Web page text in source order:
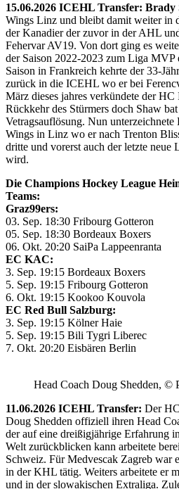
15.06.2026 ICEHL Transfer: Brady
Wings Linz und bleibt damit weiter in
der Kanadier der zuvor in der AHL
Fehervar AV19. Von dort ging es
der Saison 2022-2023 zum Liga MVP
Saison in Frankreich kehrte der 33-
zurück in die ICEHL wo er bei
März dieses jahres verkündete der
Rückkehr des Stürmers doch Shaw
Vetragsauflösung. Nun
Wings in Linz wo er nach Trenton
dritte und vorerst auch der letzte neue
wird.
Die Champions Hockey League
Teams:
Graz99ers:
03. Sep. 18:30 Fribourg Gotteron
05. Sep. 18:30 Bordeaux Boxers
06. Okt. 20:20 SaiPa Lappeenranta
EC KAC:
3. Sep. 19:15 Bordeaux Boxers
5. Sep. 19:15 Fribourg Gotteron
6. Okt. 19:15 Kookoo Kouvola
EC Red Bull Salzburg:
3. Sep. 19:15 Kölner Haie
5. Sep. 19:15 Bili Tygri Liberec
7. Okt. 20:20 Eisbären Berlin
Head Coach Doug Shedden, ©
11.06.2026 ICEHL Transfer: Der
Doug Shedden offiziell ihren Head
der auf eine dreißigjährige Erfahrung
Welt zurückblicken kann arbeitete
Schweiz. Für Medvescak Zagreb war
in der KHL tätig. Weiters arbeitete er
und in der slowakischen Extraliga.